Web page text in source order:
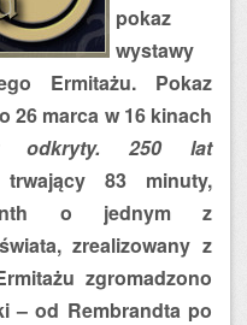
pokaz
wystawy
Ermitażu. Pokaz
26 marca w 16 kinach
odkryty. 250 lat
83 minuty,
o jednym z
zrealizowany z
zgromadzono
– od Rembrandta po